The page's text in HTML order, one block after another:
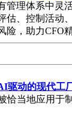
管理体系中灵
估、控制活动
险，助力CFO
驱动的现代工
恰当地应用于